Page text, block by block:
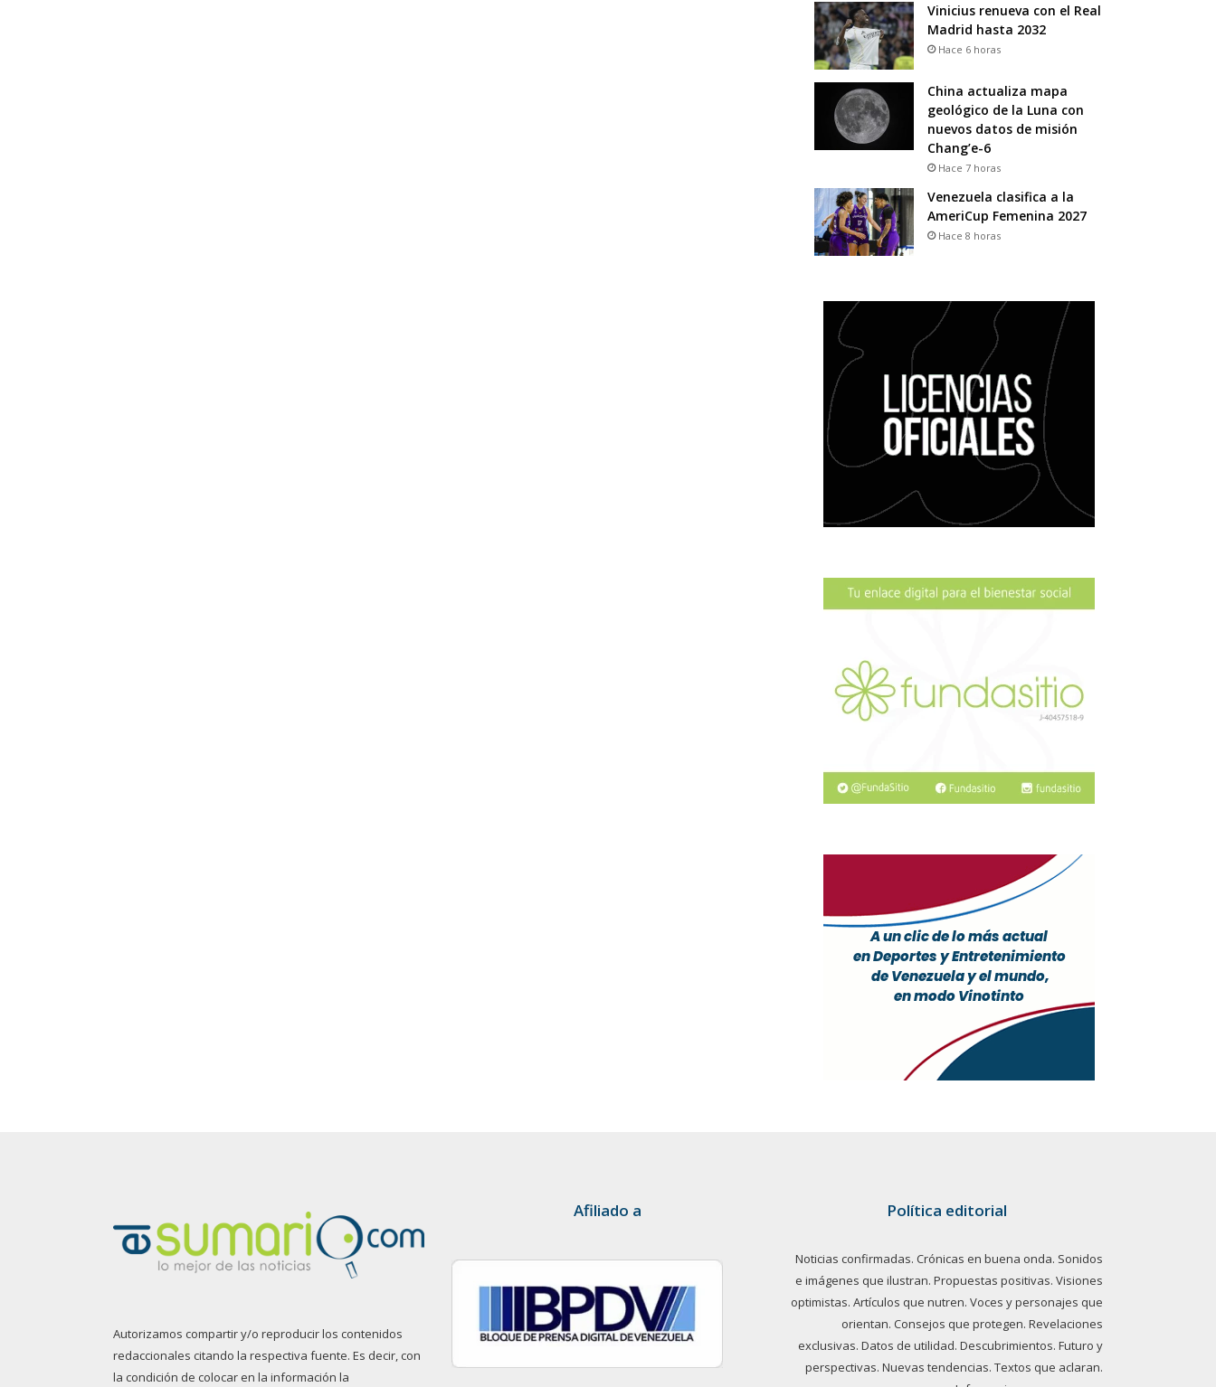
Vinicius renueva con el Real
Madrid hasta 2032
Hace 6 horas
China actualiza mapa
geológico de la Luna con
nuevos datos de misión
Chang’e-6
Hace 7 horas
Venezuela clasifica a la
AmeriCup Femenina 2027
Hace 8 horas
Autorizamos compartir y/o reproducir los contenidos
redaccionales citando la respectiva fuente. Es decir, con
la condición de colocar en la información la
Afiliado a Política editorial
Noticias confirmadas. Crónicas en buena onda. Sonidos
e imágenes que ilustran. Propuestas positivas. Visiones
optimistas. Artículos que nutren. Voces y personajes que
orientan. Consejos que protegen. Revelaciones
exclusivas. Datos de utilidad. Descubrimientos. Futuro y
perspectivas. Nuevas tendencias. Textos que aclaran.